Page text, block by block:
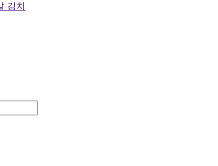
김치